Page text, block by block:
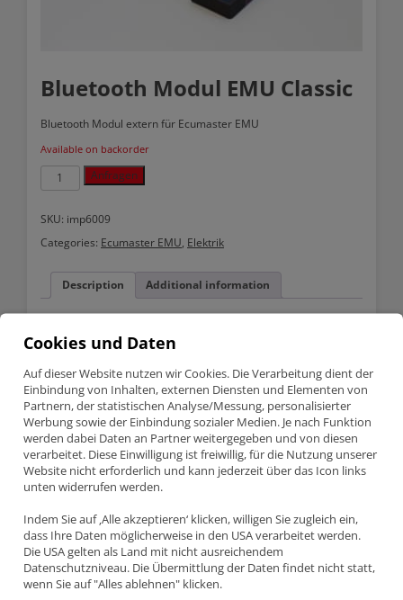
Bluetooth Modul EMU Classic
Bluetooth Modul extern für Ecumaster EMU
Available on backorder
Bluetooth
Modul
Classic
Anfragen
SKU: imp6009
Categories: Ecumaster EMU, Elektrik
Description Additional information
Description
Drahtlose Kommunikationsmodul passt in den
Erweiterungsanschluss ECUMASTER EMU Computer.
Es ermöglicht die Kommunikation mit Mobiltelefonen und
Tablet-PCs mit dem Betriebssystem Android.
Als Ergebnis Kommunikationsprotokoll und die Verwendung
AIM, können die Echtzeit-Grundbetriebsparameter des Motors
anzeigen.
Related products
Cookies und Daten
Auf dieser Website nutzen wir Cookies. Die Verarbeitung dient der
Einbindung von Inhalten, externen Diensten und Elementen von
Partnern, der statistischen Analyse/Messung, personalisierter
Werbung sowie der Einbindung sozialer Medien. Je nach Funktion
werden dabei Daten an Partner weitergegeben und von diesen
verarbeitet. Diese Einwilligung ist freiwillig, für die Nutzung unserer
Website nicht erforderlich und kann jederzeit über das Icon links
unten widerrufen werden.
Indem Sie auf ‚Alle akzeptieren‘ klicken, willigen Sie zugleich ein,
dass Ihre Daten möglicherweise in den USA verarbeitet werden.
Die USA gelten als Land mit nicht ausreichendem
Datenschutzniveau. Die Übermittlung der Daten findet nicht statt,
wenn Sie auf "Alles ablehnen" klicken.